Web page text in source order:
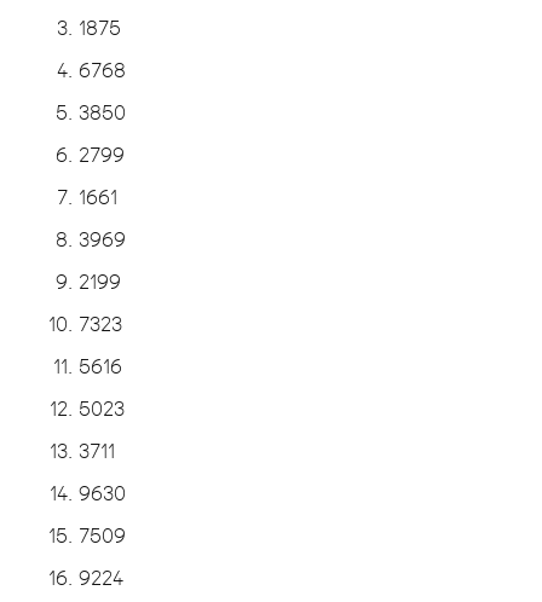
1875
6768
3850
2799
1661
3969
2199
7323
5616
5023
3711
9630
7509
9224